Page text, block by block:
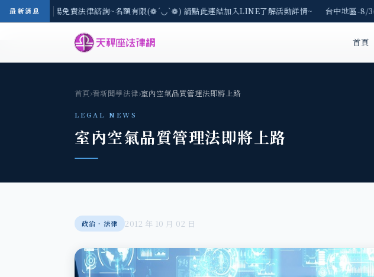
最新消息
-8/3(一) 現場免費法律諮詢~名額有限(❁´◡`❁) 請點此連結加入LINE了解活動詳情~ 台中地區-8/3(
首頁
首頁›看新聞學法律›室內空氣品質管理法即將上路
LEGAL NEWS
室內空氣品質管理法即將上路
政治‧法律 2012 年 10 月 02 日